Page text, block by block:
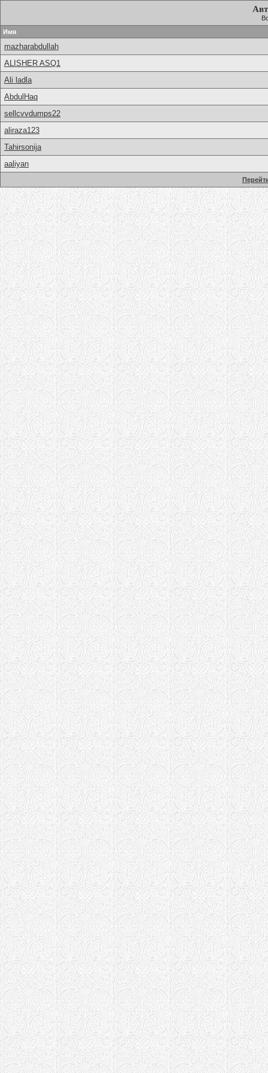
Имя
mazharabdullah
ALISHER ASQ1
Ali ladla
AbdulHaq
sellcvvdumps22
aliraza123
Tahirsonija
aaliyan